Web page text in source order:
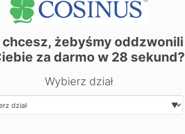
pozyskiwania energii odnawialnej,
rozbiórki i naprawy pokryć dachowych,
termomodernizacji dachów oraz drobnych
obróbek dekarskich i blacharskich oraz
i urządzeń do pozyskiwania energii
chcesz, żebyśmy oddzwonili
za darmo w 28 sekund?
Wybierz dział